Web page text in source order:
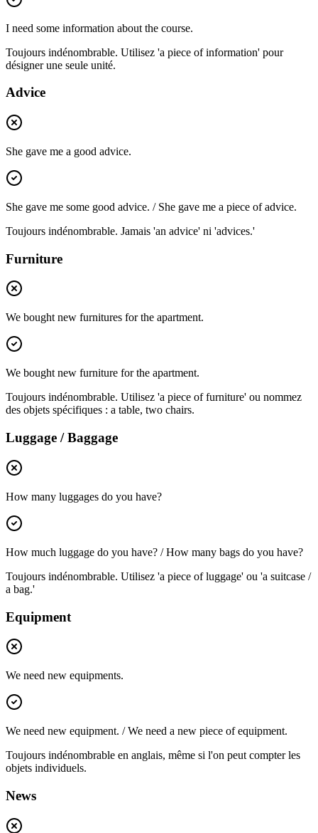
I need some information about the course.
Toujours indénombrable. Utilisez 'a piece of information' pour
désigner une seule unité.
Advice
She gave me a good advice.
She gave me some good advice. / She gave me a piece of advice.
Toujours indénombrable. Jamais 'an advice' ni 'advices.'
Furniture
We bought new furnitures for the apartment.
We bought new furniture for the apartment.
Toujours indénombrable. Utilisez 'a piece of furniture' ou nommez
des objets spécifiques : a table, two chairs.
Luggage / Baggage
How many luggages do you have?
How much luggage do you have? / How many bags do you have?
Toujours indénombrable. Utilisez 'a piece of luggage' ou 'a suitcase /
a bag.'
Equipment
We need new equipments.
We need new equipment. / We need a new piece of equipment.
Toujours indénombrable en anglais, même si l'on peut compter les
objets individuels.
News